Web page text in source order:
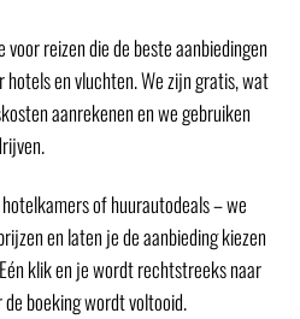
reizen die de beste aanbiedingen
en vluchten. We zijn gratis, wat
aanrekenen en we gebruiken
of huurautodeals – we
en laten je de aanbieding kiezen
klik en je wordt rechtstreeks naar
boeking wordt voltooid.